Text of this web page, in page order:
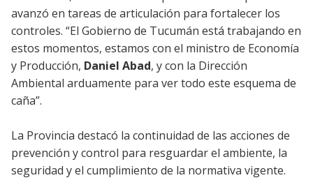
avanzó en tareas de articulación para fortalecer los
controles. “El Gobierno de Tucumán está trabajando en
estos momentos, estamos con el ministro de Economía
y Producción, Daniel Abad, y con la Dirección
Ambiental arduamente para ver todo este esquema de
caña”.
La Provincia destacó la continuidad de las acciones de
prevención y control para resguardar el ambiente, la
seguridad y el cumplimiento de la normativa vigente.